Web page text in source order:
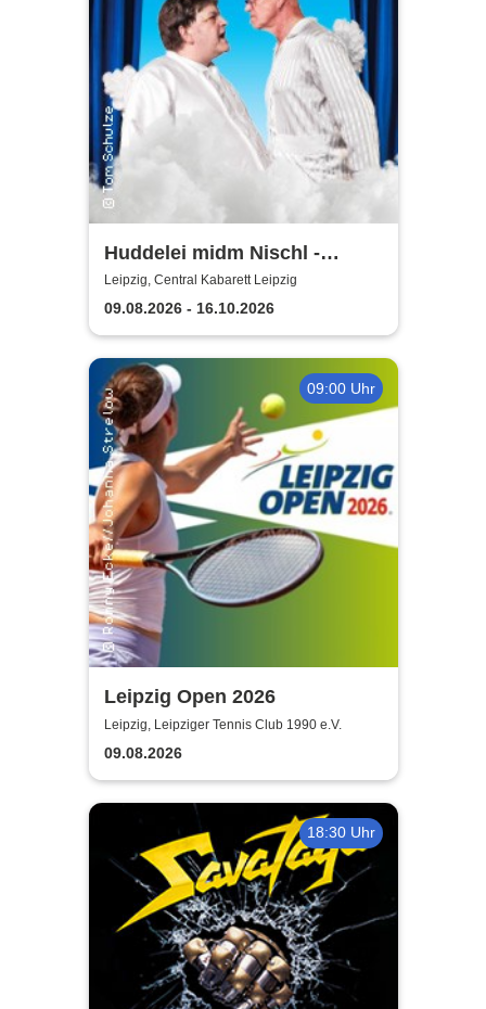
Huddelei midm Nischl -
Central Kabarett Leipzig
Leipzig, Central Kabarett Leipzig
09.08.2026 - 16.10.2026
09:00 Uhr
Leipzig Open 2026
Leipzig, Leipziger Tennis Club 1990 e.V.
09.08.2026
18:30 Uhr